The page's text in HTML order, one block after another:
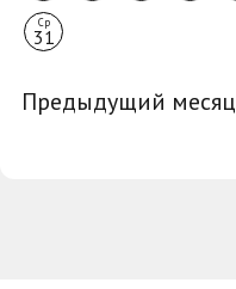
Ср
31
Предыдущий месяц